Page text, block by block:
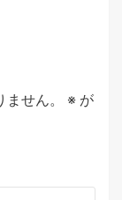
せん。 ※ が